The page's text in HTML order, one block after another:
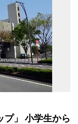
プ」 小学生から